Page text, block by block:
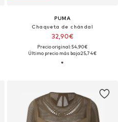
PUMA
Chaqueta de chándal
32,90€
Precio original: 54,90€
Último precio más bajo:25,74€